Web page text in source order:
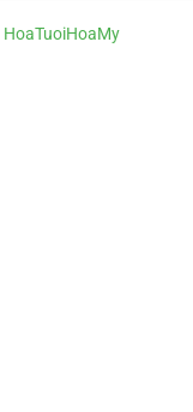
HoaTuoiHoaMy